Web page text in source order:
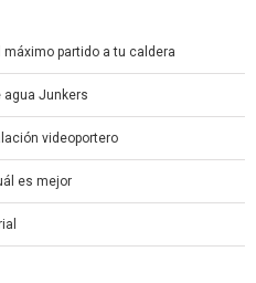
partido a tu caldera
Junkers
videoportero
es mejor